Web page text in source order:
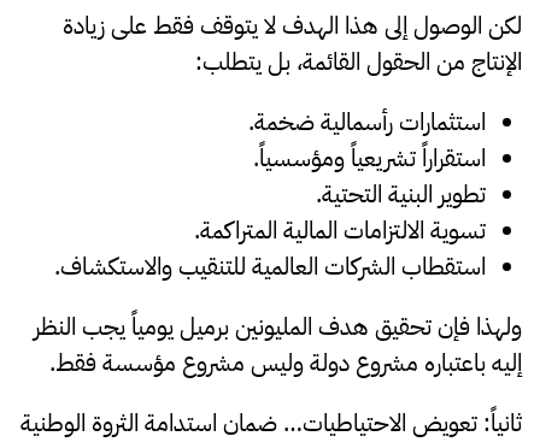
لكن الوصول إلى هذا الهدف لا يتوقف فقط على زيادة
الإنتاج من الحقول القائمة، بل يتطلب:
استثمارات رأسمالية ضخمة.
استقراراً تشريعياً ومؤسسياً.
تطوير البنية التحتية.
تسوية الالتزامات المالية المتراكمة.
استقطاب الشركات العالمية للتنقيب والاستكشاف.
ولهذا فإن تحقيق هدف المليونين برميل يومياً يجب النظر
إليه باعتباره مشروع دولة وليس مشروع مؤسسة فقط.
ثانياً: تعويض الاحتياطيات… ضمان استدامة الثروة الوطنية